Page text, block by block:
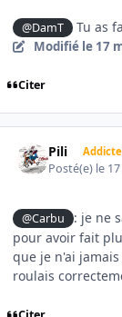
@DamT Tu as
Modifié le 17
Citer
Pili
Posté(e) le
@Carbu
: je ne
pour avoir fait
que je n'ai
roulais